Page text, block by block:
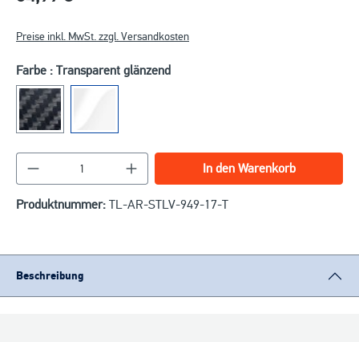
Preise inkl. MwSt. zzgl. Versandkosten
Farbe : Transparent glänzend
Produkt Anzahl: Gib den gewünschten Wert
In den Warenkorb
Produktnummer: TL-AR-STLV-949-17-T
Beschreibung